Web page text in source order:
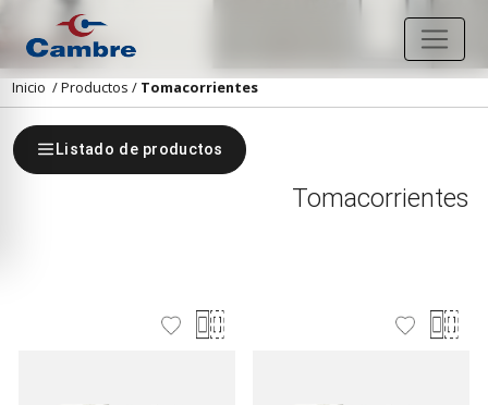
Inicio /Productos / Tomacorrientes
Listado de productos
Tomacorrientes